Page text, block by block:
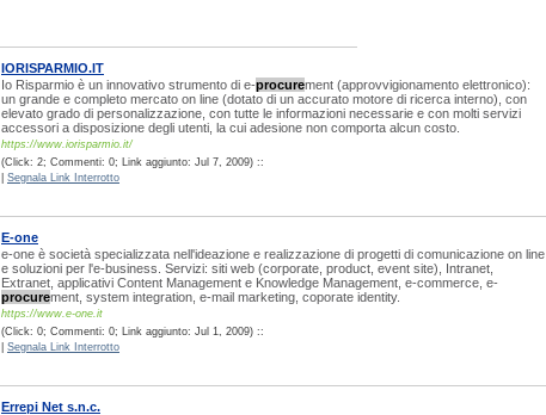
IORISPARMIO.IT
Io Risparmio è un innovativo strumento di e-procurement (approvvigionamento elettronico):
un grande e completo mercato on line (dotato di un accurato motore di ricerca interno), con
elevato grado di personalizzazione, con tutte le informazioni necessarie e con molti servizi
accessori a disposizione degli utenti, la cui adesione non comporta alcun costo.
https://www.iorisparmio.it/
(Click: 2; Commenti: 0; Link aggiunto: Jul 7, 2009) ::
Segnala Link Interrotto
E-one
e-one è società specializzata nell'ideazione e realizzazione di progetti di comunicazione on line
e soluzioni per l'e-business. Servizi: siti web (corporate, product, event site), Intranet,
Extranet, applicativi Content Management e Knowledge Management, e-commerce, e-
procurement, system integration, e-mail marketing, coporate identity.
https://www.e-one.it
(Click: 0; Commenti: 0; Link aggiunto: Jul 1, 2009) ::
Segnala Link Interrotto
Errepi Net s.n.c.